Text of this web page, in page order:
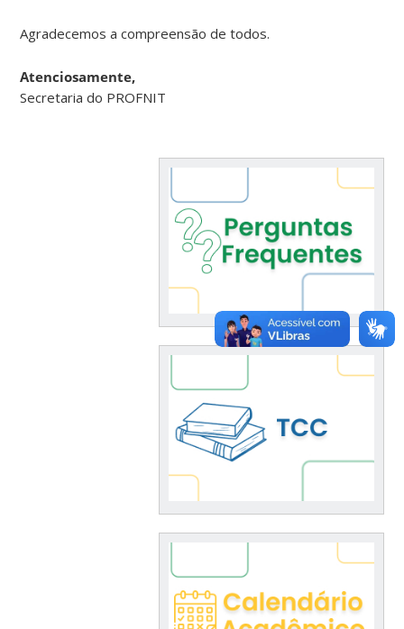
Agradecemos a compreensão de todos.
Atenciosamente,
Secretaria do PROFNIT